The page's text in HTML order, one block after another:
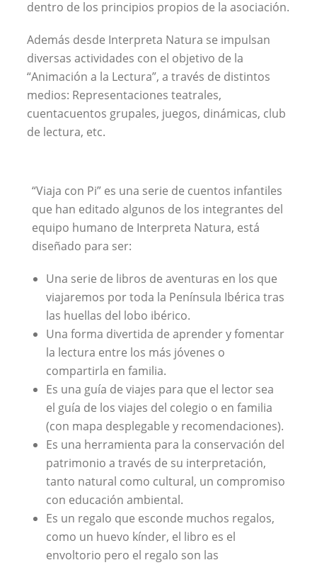
dentro de los principios propios de la asociación.
Además desde Interpreta Natura se impulsan
diversas actividades con el objetivo de la
“Animación a la Lectura”, a través de distintos
medios: Representaciones teatrales,
cuentacuentos grupales, juegos, dinámicas, club
de lectura, etc.
“Viaja con Pi” es una serie de cuentos infantiles
que han editado algunos de los integrantes del
equipo humano de Interpreta Natura, está
diseñado para ser:
Una serie de libros de aventuras en los que
viajaremos por toda la Península Ibérica tras
las huellas del lobo ibérico.
Una forma divertida de aprender y fomentar
la lectura entre los más jóvenes o
compartirla en familia.
Es una guía de viajes para que el lector sea
el guía de los viajes del colegio o en familia
(con mapa desplegable y recomendaciones).
Es una herramienta para la conservación del
patrimonio a través de su interpretación,
tanto natural como cultural, un compromiso
con educación ambiental.
Es un regalo que esconde muchos regalos,
como un huevo kínder, el libro es el
envoltorio pero el regalo son las